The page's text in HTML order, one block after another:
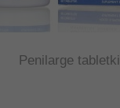
Penilarge tabletki